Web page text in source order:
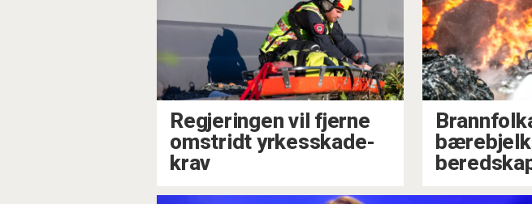
Regjeringen vil fjerne
omstridt yrkesskade-
krav